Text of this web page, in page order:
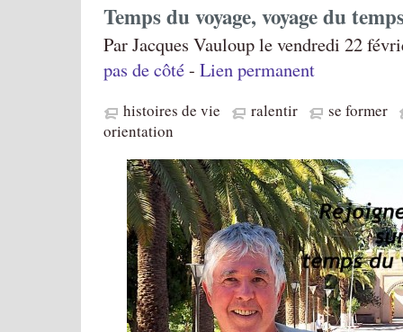
Temps du voyage, voyage du
Par Jacques Vauloup le vendredi 22
pas de côté- Lien permanent
histoires de vie ralentir
se former
orientation